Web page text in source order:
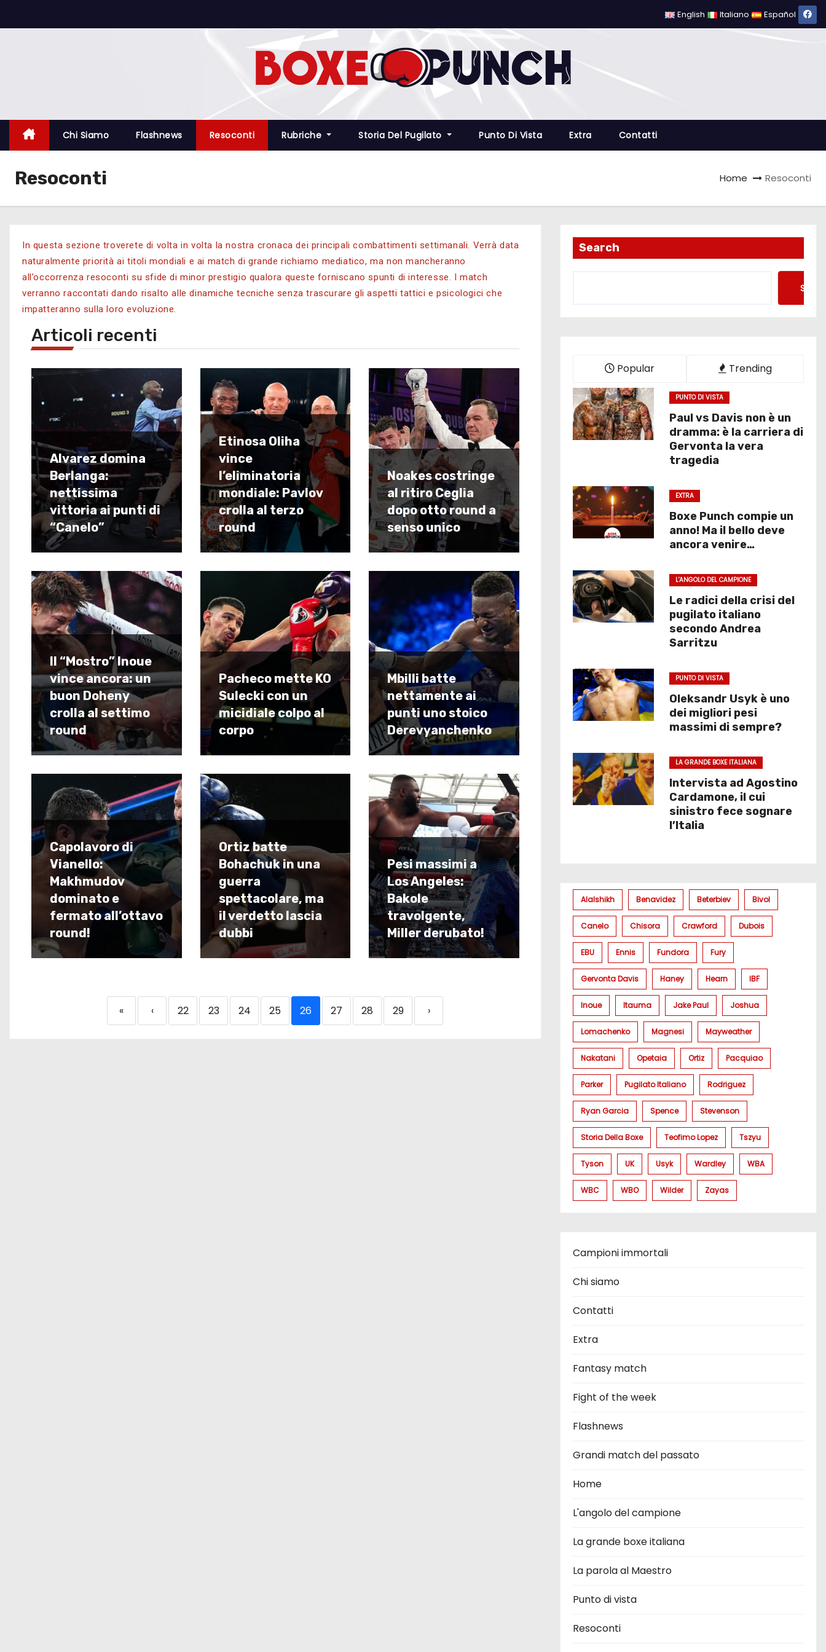
English Italiano Español
Chi Siamo Flashnews Resoconti Rubriche Storia Del Pugilato Punto Di Vista Extra Contatti
Resoconti Home Resoconti
In questa sezione troverete di volta in volta la nostra cronaca dei principali combattimenti settimanali. Verrà data
naturalmente priorità ai titoli mondiali e ai match di grande richiamo mediatico, ma non mancheranno
all’occorrenza resoconti su sfide di minor prestigio qualora queste forniscano spunti di interesse. I match
verranno raccontati dando risalto alle dinamiche tecniche senza trascurare gli aspetti tattici e psicologici che
impatteranno sulla loro evoluzione.
Articoli recenti
Alvarez domina
Berlanga:
nettissima
vittoria ai punti di
“Canelo”
Etinosa Oliha
vince
l’eliminatoria
mondiale: Pavlov
crolla al terzo
round
Noakes costringe
al ritiro Ceglia
dopo otto round a
senso unico
Il “Mostro” Inoue
vince ancora: un
buon Doheny
crolla al settimo
round
Pacheco mette KO
Sulecki con un
micidiale colpo al
corpo
Mbilli batte
nettamente ai
punti uno stoico
Derevyanchenko
Capolavoro di
Vianello:
Makhmudov
dominato e
fermato all’ottavo
round!
Ortiz batte
Bohachuk in una
guerra
spettacolare, ma
il verdetto lascia
dubbi
Pesi massimi a
Los Angeles:
Bakole
travolgente,
Miller derubato!
« ‹ 22 23 24 25 26 27 28 29 ›
Search
Popular Trending
PUNTO DI VISTA
Paul vs Davis non è un
dramma: è la carriera di
Gervonta la vera
tragedia
EXTRA
Boxe Punch compie un
anno! Ma il bello deve
ancora venire…
L'ANGOLO DEL CAMPIONE
Le radici della crisi del
pugilato italiano
secondo Andrea
Sarritzu
PUNTO DI VISTA
Oleksandr Usyk è uno
dei migliori pesi
massimi di sempre?
LA GRANDE BOXE ITALIANA
Intervista ad Agostino
Cardamone, il cui
sinistro fece sognare
l’Italia
Alalshikh Benavidez Beterbiev Bivol
Canelo Chisora Crawford Dubois
EBU Ennis Fundora Fury
Gervonta Davis Haney Hearn IBF
Inoue Itauma Jake Paul Joshua
Lomachenko Magnesi Mayweather
Nakatani Opetaia Ortiz Pacquiao
Parker Pugilato Italiano Rodriguez
Ryan Garcia Spence Stevenson
Storia Della Boxe Teofimo Lopez Tszyu
Tyson UK Usyk Wardley WBA
WBC WBO Wilder Zayas
Campioni immortali
Chi siamo
Contatti
Extra
Fantasy match
Fight of the week
Flashnews
Grandi match del passato
Home
L'angolo del campione
La grande boxe italiana
La parola al Maestro
Punto di vista
Resoconti